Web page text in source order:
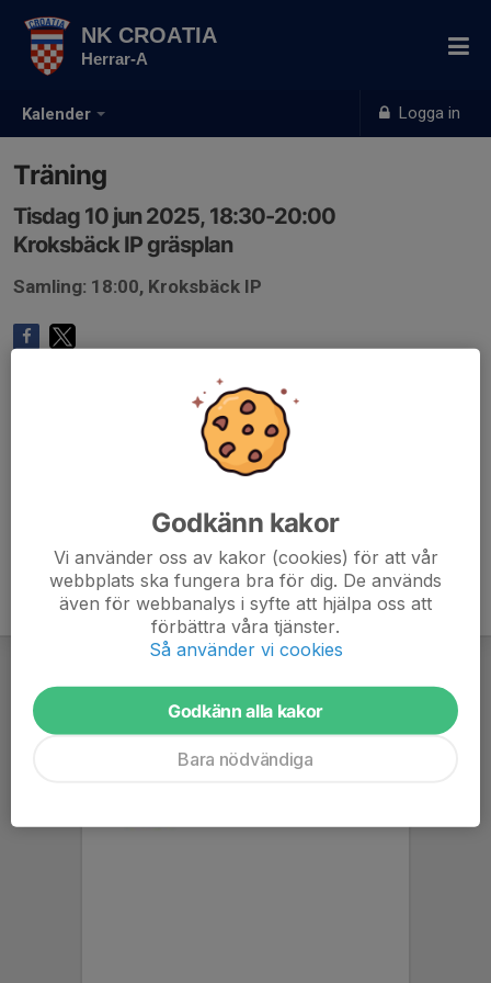
Kalender Logga in
NK CROATIA
Herrar-A
Träning
Tisdag 10 jun 2025, 18:30-20:00
Kroksbäck IP gräsplan
Samling: 18:00, Kroksbäck IP
Godkänn kakor
Vi använder oss av kakor (cookies) för att vår
webbplats ska fungera bra för dig. De används
även för webbanalys i syfte att hjälpa oss att
förbättra våra tjänster.
Så använder vi cookies
Godkänn alla kakor
Bara nödvändiga